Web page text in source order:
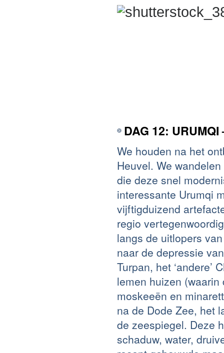
DAG 12: URUMQI
We houden na het
Heuvel. We
die deze snel
interessante Urumqi
vijftigduizend
regio
langs de uitlopers
naar de depressie
Turpan, het ‘andere’
lemen huizen
moskeeën en
na de Dode Zee, het
de zeespiegel. Deze
schaduw, water,